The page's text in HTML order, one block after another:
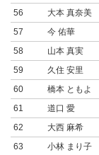
56
大本 真奈美
57
今 佑華
58
山本 真実
59
久住 安里
60
橋本 ともよ
61
道口 愛
62
大西 麻希
63
小林 まり子